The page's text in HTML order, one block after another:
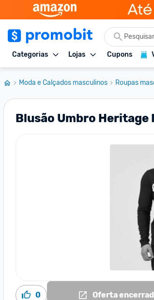
Categorias Lojas Cupons
Moda e Calçados masculinos Roupas
Blusão Umbro Heritage
0 Oferta